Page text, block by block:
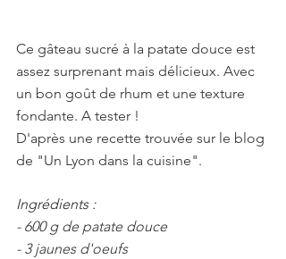
Ce gâteau sucré à la patate douce est
assez surprenant mais délicieux. Avec
un bon goût de rhum et une texture
fondante. A tester !
D'après une recette trouvée sur le blog
de "Un Lyon dans la cuisine".
Ingrédients :
- 600 g de patate douce
- 3 jaunes d'oeufs